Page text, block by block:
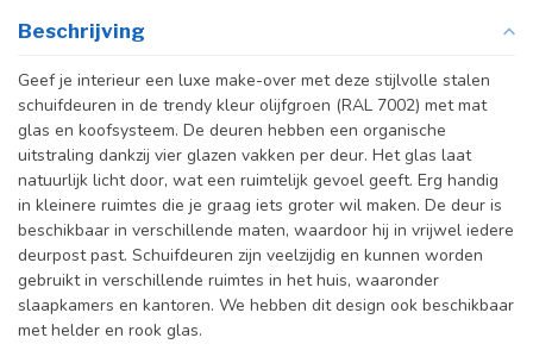
Beschrijving
Geef je interieur een luxe make-over met deze stijlvolle stalen
schuifdeuren in de trendy kleur olijfgroen (RAL 7002) met mat
glas en koofsysteem. De deuren hebben een organische
uitstraling dankzij vier glazen vakken per deur. Het glas laat
natuurlijk licht door, wat een ruimtelijk gevoel geeft. Erg handig
in kleinere ruimtes die je graag iets groter wil maken. De deur is
beschikbaar in verschillende maten, waardoor hij in vrijwel iedere
deurpost past. Schuifdeuren zijn veelzijdig en kunnen worden
gebruikt in verschillende ruimtes in het huis, waaronder
slaapkamers en kantoren. We hebben dit design ook beschikbaar
met helder en rook glas.